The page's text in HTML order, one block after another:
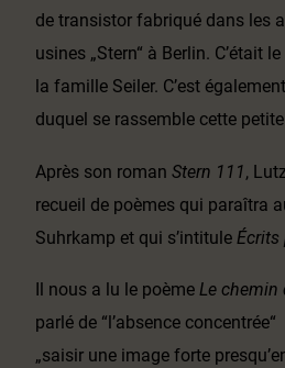
de transistor fabriqué dans les
usines „Stern“ à Berlin. C’était
la famille Seiler. C’est
duquel se rassemble cette
Après son romanStern 111,
recueil de poèmes qui paraîtra
Suhrkamp et qui s’intitule Écrits
Il nous a lu le poèmeLe chemin
parlé de “l’absence
„saisir une image forte